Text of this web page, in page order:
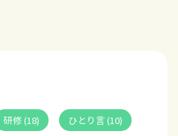
研修 (18) ひとり言 (10)